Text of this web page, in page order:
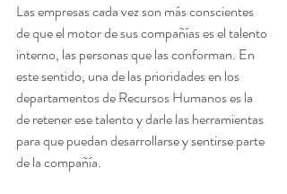
Las empresas cada vez son más conscientes
de que el motor de sus compañías es el talento
interno, las personas que las conforman. En
este sentido, una de las prioridades en los
departamentos de Recursos Humanos es la
de retener ese talento y darle las herramientas
para que puedan desarrollarse y sentirse parte
de la compañía.